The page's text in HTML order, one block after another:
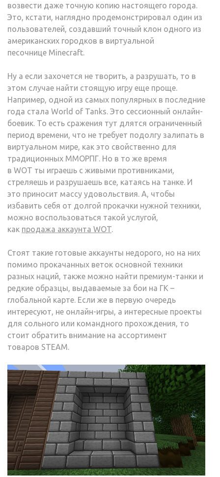
возвести даже точную копию настоящего города.
Это, кстати, наглядно продемонстрировал один из
пользователей, создавший точный клон одного из
американских городков в виртуальной
песочнице Minecraft.
Ну а если захочется не творить, а разрушать, то в
этом случае найти стоящую игру еще проще.
Например, одной из самых популярных в последние
года стала World of Tanks. Это сессионный онлайн-
боевик. То есть сражения тут длятся ограниченный
период времени, что не требует подолгу залипать в
виртуальном мире, как это свойственно для
традиционных ММОРПГ. Но в то же время
в WOT ты играешь с живыми противниками,
стреляешь и разрушаешь все, катаясь на танке. И
это приносит массу удовольствия. А, чтобы
избавить себя от долгой прокачки нужной техники,
можно воспользоваться такой услугой,
как продажа аккаунта WOT.
Стоят такие готовые аккаунты недорого, но на них
помимо прокачанных веток основной техники
разных наций, также можно найти премиум-танки и
редкие образцы, выдаваемые за бои на ГК –
глобальной карте. Если же в первую очередь
интересуют, не онлайн-игры, а интересные проекты
для сольного или командного прохождения, то
стоит обратить внимание на ассортимент
товаров STEAM.